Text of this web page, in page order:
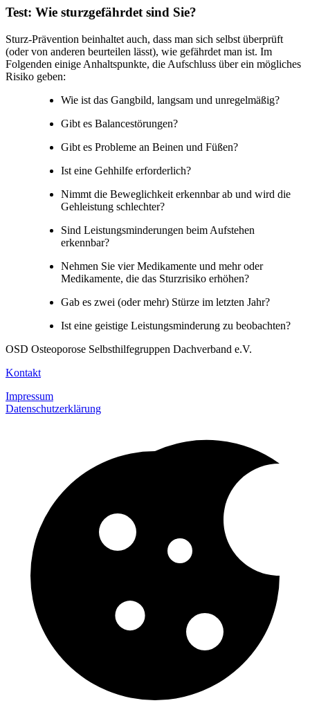
Test: Wie sturzgefährdet sind Sie?
Sturz-Prävention beinhaltet auch, dass man sich selbst überprüft
(oder von anderen beurteilen lässt), wie gefährdet man ist. Im
Folgenden einige Anhaltspunkte, die Aufschluss über ein mögliches
Risiko geben:
Wie ist das Gangbild, langsam und unregelmäßig?
Gibt es Balancestörungen?
Gibt es Probleme an Beinen und Füßen?
Ist eine Gehhilfe erforderlich?
Nimmt die Beweglichkeit erkennbar ab und wird die
Gehleistung schlechter?
Sind Leistungsminderungen beim Aufstehen
erkennbar?
Nehmen Sie vier Medikamente und mehr oder
Medikamente, die das Sturzrisiko erhöhen?
Gab es zwei (oder mehr) Stürze im letzten Jahr?
Ist eine geistige Leistungsminderung zu beobachten?
OSD Osteoporose Selbsthilfegruppen Dachverband e.V.
Kontakt
Impressum
Datenschutzerklärung